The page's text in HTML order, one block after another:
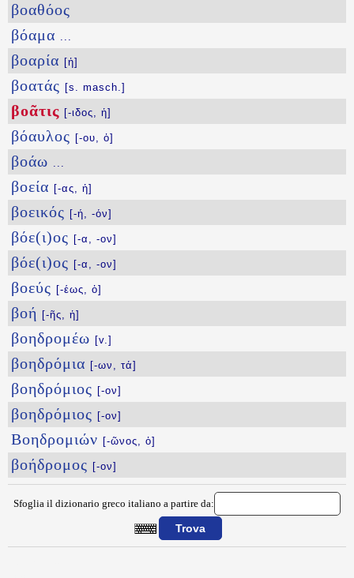
βοαθόος
βόαμα ...
βοαρία [ἡ]
βοατάς [s. masch.]
βοᾶτις [-ιδος, ἡ]
βόαυλος [-ου, ὁ]
βοάω ...
βοεία [-ας, ἡ]
βοεικός [-ή, -όν]
βόε(ι)ος [-α, -ον]
βόε(ι)ος [-α, -ον]
βοεύς [-έως, ὁ]
βοή [-ῆς, ἡ]
βοηδρομέω [v.]
βοηδρόμια [-ων, τά]
βοηδρόμιος [-ον]
βοηδρόμιος [-ον]
Βοηδρομιών [-ῶνος, ὁ]
βοήδρομος [-ον]
Sfoglia il dizionario greco italiano a partire da: